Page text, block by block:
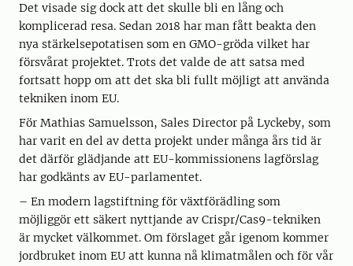
Det visade sig dock att det skulle bli en lång och
komplicerad resa. Sedan 2018 har man fått beakta den
nya stärkelsepotatisen som en GMO-gröda vilket har
försvårat projektet. Trots det valde de att satsa med
fortsatt hopp om att det ska bli fullt möjligt att använda
tekniken inom EU.
För Mathias Samuelsson, Sales Director på Lyckeby, som
har varit en del av detta projekt under många års tid är
det därför glädjande att EU-kommissionens lagförslag
har godkänts av EU-parlamentet.
– En modern lagstiftning för växtförädling som
möjliggör ett säkert nyttjande av Crispr/Cas9-tekniken
är mycket välkommet. Om förslaget går igenom kommer
jordbruket inom EU att kunna nå klimatmålen och för vår